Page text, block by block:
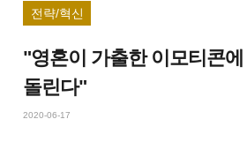
전략/혁신
"영혼이 가출한 이모티콘
돌린다"
2020-06-17